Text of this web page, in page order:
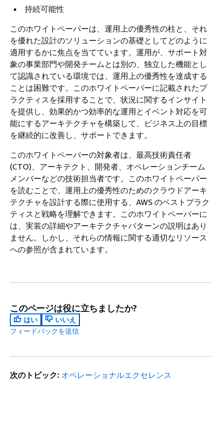
持続可能性
このホワイトペーパーは、運用上の優秀性の柱と、それ
を優れた設計のソリューションの基礎としてどのように
適用するかに焦点を当てています。運用が、サポート対
象の事業部門や開発チームとは別の、独立した機能とし
て認識されている環境では、運用上の優秀性を達成する
ことは困難です。このホワイトペーパーに記載されたプ
ラクティスを採用することで、状況に関するインサイト
を提供し、効果的かつ効率的な運用とイベント対応を可
能にするアーキテクチャを構築して、ビジネス上の目標
を継続的に改善し、サポートできます。
このホワイトペーパーの対象者は、最高技術責任者
(CTO)、アーキテクト、開発者、オペレーションチーム
メンバーなどの技術担当者です。このホワイトペーパー
を読むことで、運用上の優秀性のためのクラウドアーキ
テクチャを設計する際に使用する、AWS のベストプラク
ティスと戦略を理解できます。このホワイトペーパーに
は、実装の詳細やアーキテクチャパターンの説明はあり
ません。しかし、それらの情報に関する適切なリソース
への参照が含まれています。
このページは役に立ちましたか?
はい
いいえ
フィードバックを送信
次のトピック: オペレーショナルエクセレンス